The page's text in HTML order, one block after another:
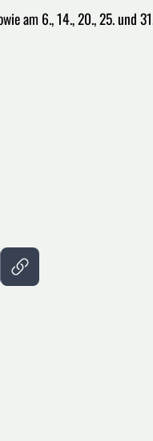
am 6., 14., 20., 25. und